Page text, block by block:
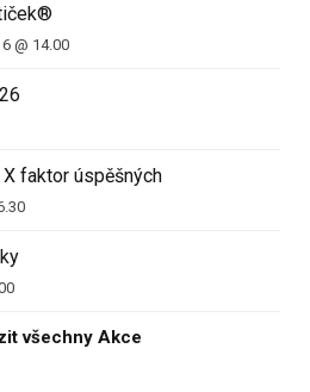
@ 14.00
faktor úspěšných
všechny Akce